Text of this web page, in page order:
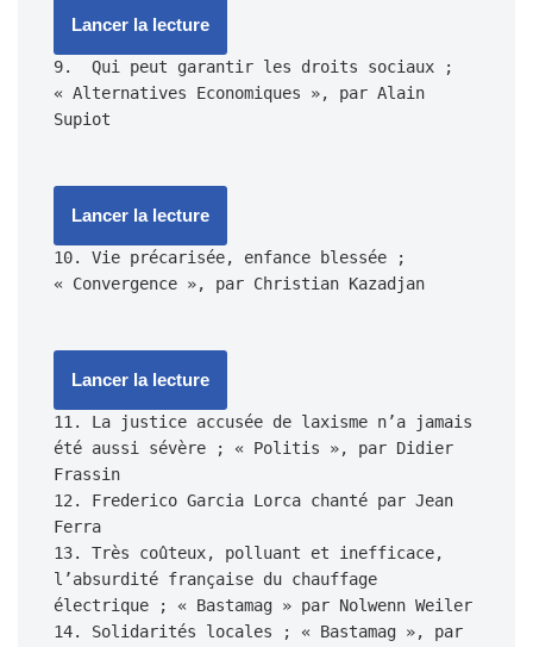
Lancer la lecture
9.  Qui peut garantir les droits sociaux ;
« Alternatives Economiques », par Alain
Lancer la lecture
10. Vie précarisée, enfance blessée ;
Lancer la lecture
11. La justice accusée de laxisme n’a jamais
été aussi sévère ; « Politis », par Didier
Frassin
12. Frederico Garcia Lorca chanté par Jean
Ferra
13. Très coûteux, polluant et inefficace,
l’absurdité française du chauffage
électrique ; « Bastamag » par Nolwenn Weiler
14. Solidarités locales ; « Bastamag », par